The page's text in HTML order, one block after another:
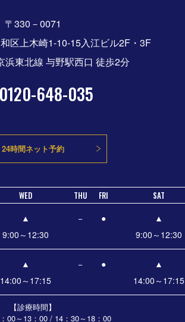
〒330－0071
区上木崎1-10-15入江ビル2F・3F
浜東北線 与野駅西口 徒歩2分
0120-648-035
24時間ネット予約
WED THU FRI SAT
【診療時間】
00～13：00 / 14：30～18：00
▲
9:00～12:30
− ●
▲
9:00～12:30
▲
14:00～17:15
− ●
▲
14:00～17:15